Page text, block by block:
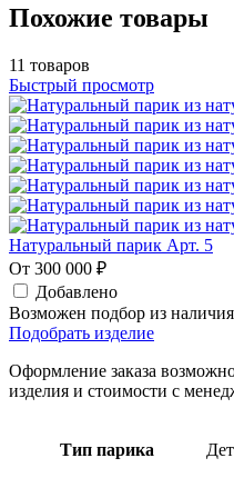
Похожие товары
11 товаров
Быстрый просмотр
Натуральный парик Арт. 5
От 300 000 ₽
Добавлено
Возможен подбор из
Подобрать изделие
Оформление заказа
изделия и стоимости с
Тип парика